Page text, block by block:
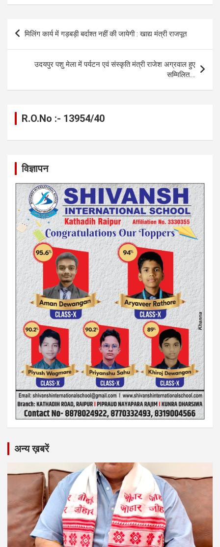
ce
b
o
o
k
se
n
g
er
at
s
A
p
p
e
gr
a
m
ail py
Li
n
k
ar
Post
मिलिंग कार्य में गड़बड़ी बर्दाश्त नहीं की जायेगी : खाद्य मंत्री राजपूत
उदयपुर पशु मेला में पर्यटन एवं संस्कृति मंत्री राजेश अग्रवाल हुए
सम्मिलित….
R.O.No :- 13954/40
विज्ञापन
अन्य ख़बरें